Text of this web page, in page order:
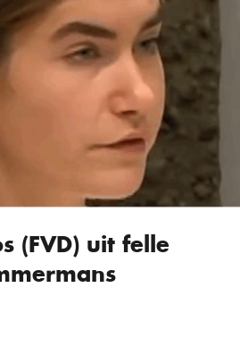
(FVD) uit felle